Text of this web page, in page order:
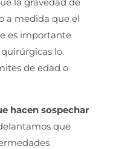
la gravedad de
a medida que el
es importante
lo
de edad o
hacen sospechar
que